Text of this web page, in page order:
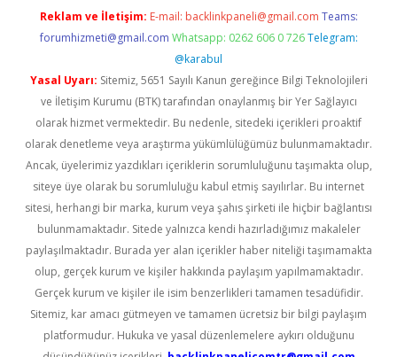
Reklam ve İletişim: E-mail: backlinkpaneli@gmail.com Teams:
forumhizmeti@gmail.com Whatsapp: 0262 606 0 726 Telegram:
@karabul
Yasal Uyarı: Sitemiz, 5651 Sayılı Kanun gereğince Bilgi Teknolojileri
ve İletişim Kurumu (BTK) tarafından onaylanmış bir Yer Sağlayıcı
olarak hizmet vermektedir. Bu nedenle, sitedeki içerikleri proaktif
olarak denetleme veya araştırma yükümlülüğümüz bulunmamaktadır.
Ancak, üyelerimiz yazdıkları içeriklerin sorumluluğunu taşımakta olup,
siteye üye olarak bu sorumluluğu kabul etmiş sayılırlar. Bu internet
sitesi, herhangi bir marka, kurum veya şahıs şirketi ile hiçbir bağlantısı
bulunmamaktadır. Sitede yalnızca kendi hazırladığımız makaleler
paylaşılmaktadır. Burada yer alan içerikler haber niteliği taşımamakta
olup, gerçek kurum ve kişiler hakkında paylaşım yapılmamaktadır.
Gerçek kurum ve kişiler ile isim benzerlikleri tamamen tesadüfidir.
Sitemiz, kar amacı gütmeyen ve tamamen ücretsiz bir bilgi paylaşım
platformudur. Hukuka ve yasal düzenlemelere aykırı olduğunu